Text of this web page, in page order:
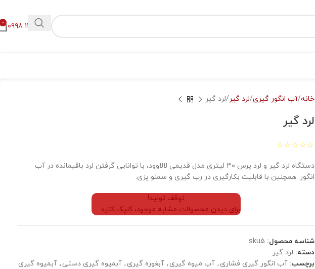
۰۹۹۸ ۱۱۲ ۲۳۰۰ 0
خانه آب انگور گیری لرد گیر لرد گیر
لرد گیر
دستگاه لرد گیر و لرد پرس ۳۰ لیتری مدل قدیمی لالاوود، با توانایی گرفتن لرد باقیمانده در آب
انگور. همچنین با قابلیت بکارگیری در رب گیری و سمنو پزی.
توقف تولید!
برای دیدن محصولات مشابه موجود، کلیک کنید …
شناسه محصول: sku5
دسته: لرد گیر
برچسب: آب انگور گیری فشاری , آب میوه گیری , آبغوره گیری , آبمیوه گیری دستی , آبمیوه گیری